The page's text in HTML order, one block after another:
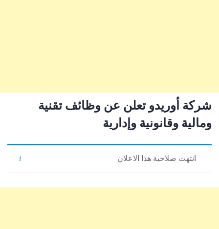
شركة أوريدو تعلن عن وظائف تقنية
ومالية وقانونية وإدارية
انتهت صلاحية هذا الاعلان